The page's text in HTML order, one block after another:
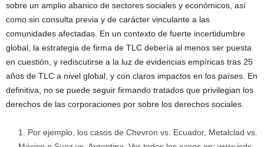
sobre un amplio abanico de sectores sociales y económicos, así
como sin consulta previa y de carácter vinculante a las
comunidades afectadas. En un contexto de fuerte incertidumbre
global, la estrategia de firma de TLC debería al menos ser puesta
en cuestión, y rediscutirse a la luz de evidencias empíricas tras 25
años de TLC a nivel global, y con claros impactos en los países. En
definitiva, no se puede seguir firmando tratados que privilegian los
derechos de las corporaciones por sobre los derechos sociales.
Por ejemplo, los casos de Chevron vs. Ecuador, Metalclad vs.